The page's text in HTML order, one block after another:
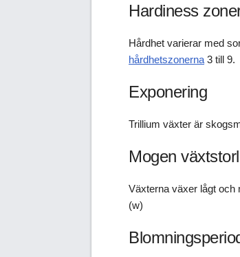
Hardiness
Hårdhet varierar med
hårdhetszonerna 3 till 9.
Exponering
Trillium växter är
Mogen
Växterna växer lågt och
(w)